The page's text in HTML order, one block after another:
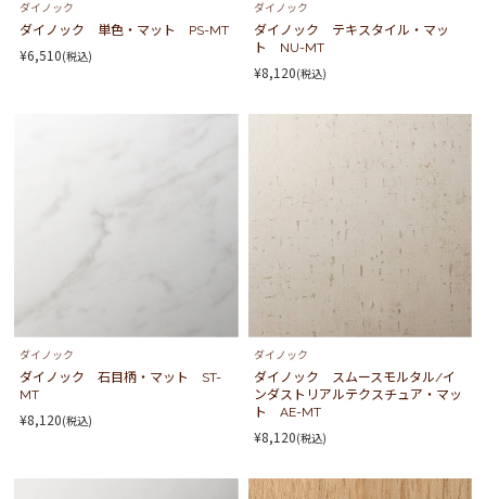
ダイノック
ダイノック 単色・マット PS-MT
¥6,510(税込)
ダイノック
ダイノック テキスタイル・マッ
ト NU-MT
¥8,120(税込)
ダイノック
ダイノック 石目柄・マット ST-
MT
¥8,120(税込)
ダイノック
ダイノック スムースモルタル/イ
ンダストリアルテクスチュア・マッ
ト AE-MT
¥8,120(税込)